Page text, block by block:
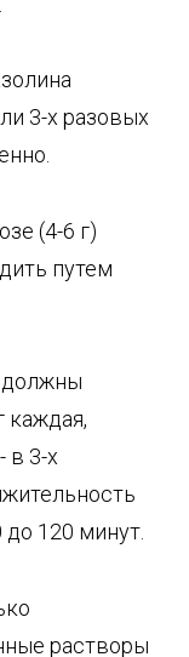
3-х разовых
(4-6 г)
путем
должны
каждая,
в 3-х
120 минут.
растворы